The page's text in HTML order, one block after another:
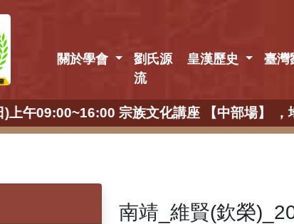
關於學會
劉氏源
流
皇漢歷史 臺灣
宗族文化講座 【中部場】 ，地點:
南靖_維賢(欽榮